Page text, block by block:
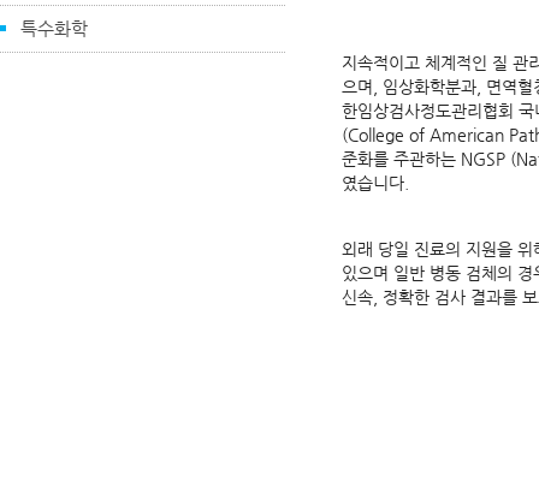
특수화학
지속적이고 체계적인 질 관
으며, 임상화학분과, 면역
한임상검사정도관리협회
(College of American
준화를 주관하는 NGSP
였습니다.
외래 당일 진료의 지원을
있으며 일반 병동 검체의
신속, 정확한 검사 결과를